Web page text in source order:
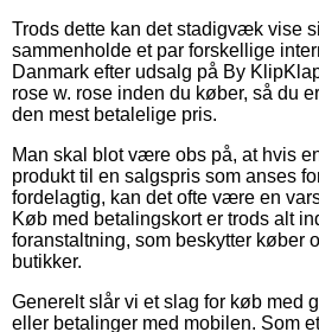
Trods dette kan det stadigvæk vise
sammenholde et par forskellige
Danmark efter udsalg på By
rose w. rose inden du køber, så du
den mest betalelige pris.
Man skal blot være obs på, at hvis
produkt til en salgspris som anses
fordelagtig, kan det ofte være en
Køb med betalingskort er trods alt
foranstaltning, som beskytter køber
butikker.
Generelt slår vi et slag for køb med
eller betalinger med mobilen. Som